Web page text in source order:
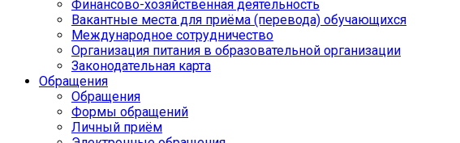
Финансово-хозяйственная деятельность
Вакантные места для приёма (перевода) обучающихся
Международное сотрудничество
Организация питания в образовательной организации
Законодательная карта
Обращения
Обращения
Формы обращений
Личный приём